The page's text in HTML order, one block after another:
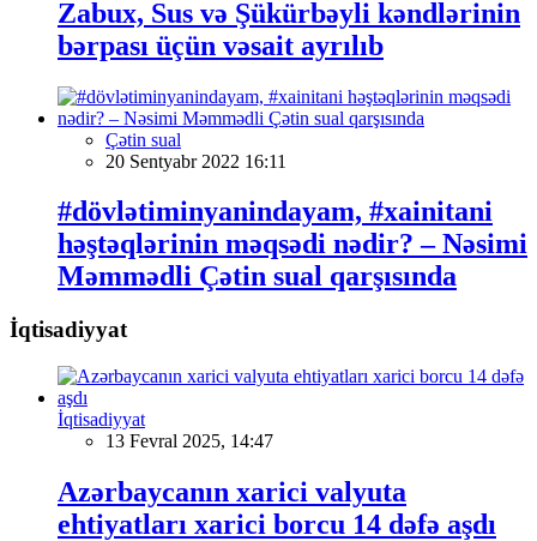
Zabux, Sus və Şükürbəyli kəndlərinin
bərpası üçün vəsait ayrılıb
Çətin sual
20 Sentyabr 2022 16:11
#dövlətiminyanindayam, #xainitani
həştəqlərinin məqsədi nədir? – Nəsimi
Məmmədli Çətin sual qarşısında
İqtisadiyyat
İqtisadiyyat
13 Fevral 2025, 14:47
Azərbaycanın xarici valyuta
ehtiyatları xarici borcu 14 dəfə aşdı